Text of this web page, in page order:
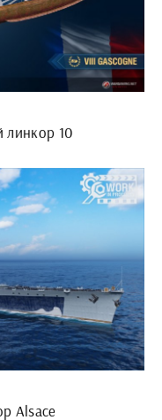
линкор 10
Alsace